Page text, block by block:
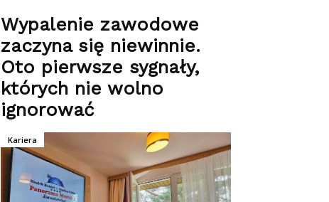
Wypalenie zawodowe
zaczyna się niewinnie.
Oto pierwsze sygnały,
których nie wolno
ignorować
Kariera